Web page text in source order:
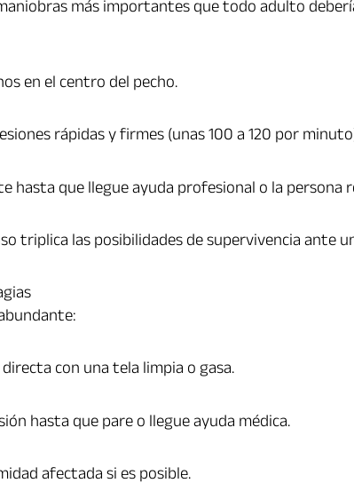
más importantes que todo adulto
en el centro del pecho.
rápidas y firmes (unas 100 a 120 por
hasta que llegue ayuda profesional o la persona
triplica las posibilidades de supervivencia ante
con una tela limpia o gasa.
hasta que pare o llegue ayuda médica.
afectada si es posible.